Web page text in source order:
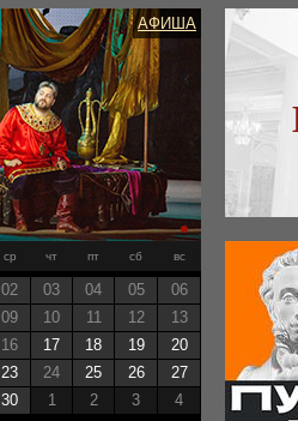
АФИША
ср чт пт сб вс
02 03 04 05
06
09 10 11 12
13
16 17 18 19
20
23 24 25 26
27
30 1 2 3 4